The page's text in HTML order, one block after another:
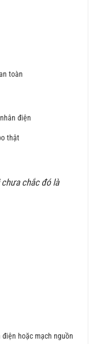
toàn
điện
thật
chắc đó là
hoặc mạch nguồn